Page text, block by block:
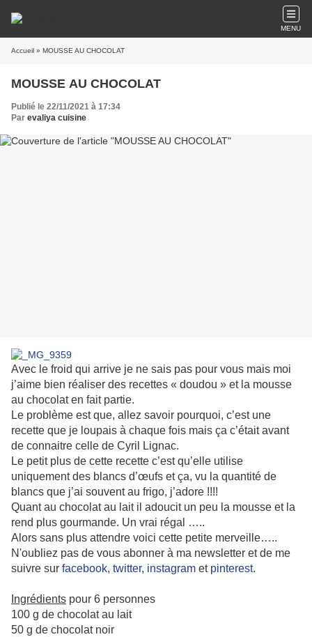
MENU
Accueil » MOUSSE AU CHOCOLAT
MOUSSE AU CHOCOLAT
Publié le 22/11/2021 à 17:34
Par evaliya cuisine
Avec le froid qui arrive je ne sais pas pour vous mais moi
j’aime bien réaliser des recettes « doudou » et la mousse
au chocolat en fait partie.
Le problème est que, allez savoir pourquoi, c’est une
recette que je loupais à chaque fois mais ça c’était avant
de connaitre celle de Cyril Lignac.
Le petit plus de cette recette c’est qu’elle utilise
uniquement des blancs d’œufs et ça, vu la quantité de
blancs que j’ai souvent au frigo, j’adore !!!!
Quant au chocolat au lait il adoucit un peu la mousse et la
rend plus gourmande. Un vrai régal …..
Alors sans plus attendre voici cette petite merveille…..
N'oubliez pas de vous abonner à ma newsletter et de me
suivre sur facebook, twitter, instagram et pinterest.
Ingrédients pour 6 personnes
100 g de chocolat au lait
50 g de chocolat noir